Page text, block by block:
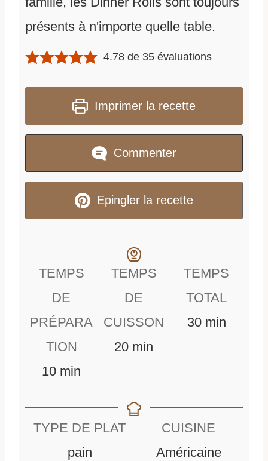
présents à n'importe quelle table.
4.78 de 35 évaluations
Imprimer la recette
Commenter
Epingler la recette
TEMPS
DE
PRÉPARA
TION
10m
n
min
TEMPS
DE
CUISSON
20m
u
min
TEMPS
TOTAL
30m
t
e
min
TYPE DE PLAT
pain
CUISINE
Américaine